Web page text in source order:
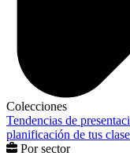
Colecciones
Tendencias de
planificación de tus
Por sector